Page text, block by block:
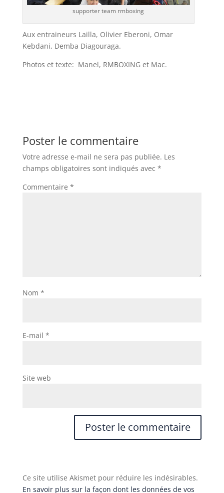
supporter team rmboxing
Aux entraineurs Lailla, Olivier Eberoni, Omar
Kebdani, Demba Diagouraga.
Photos et texte: Manel, RMBOXING et Mac.
Poster le commentaire
Votre adresse e-mail ne sera pas publiée. Les
champs obligatoires sont indiqués avec *
Commentaire *
Nom *
E-mail *
Site web
Ce site utilise Akismet pour réduire les indésirables.
En savoir plus sur la façon dont les données de vos